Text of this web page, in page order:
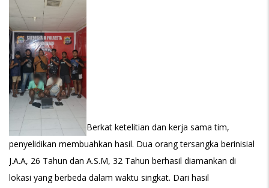
Berkat ketelitian dan kerja sama tim,
penyelidikan membuahkan hasil. Dua orang tersangka berinisial
J.A.A, 26 Tahun dan A.S.M, 32 Tahun berhasil diamankan di
lokasi yang berbeda dalam waktu singkat. Dari hasil